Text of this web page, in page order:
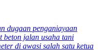
dugaan penganiayaan
beton jalan usaha tani
di awasi salah satu ketua